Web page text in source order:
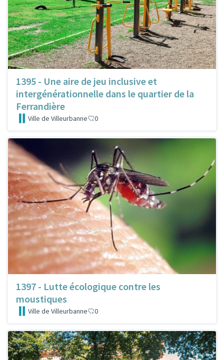
1395 - Une aire de jeu inclusive et
intergénérationnelle dans le quartier de la
Ferrandière
Ville de Villeurbanne 0
1397 - Lutte écologique contre les
moustiques
Ville de Villeurbanne 0